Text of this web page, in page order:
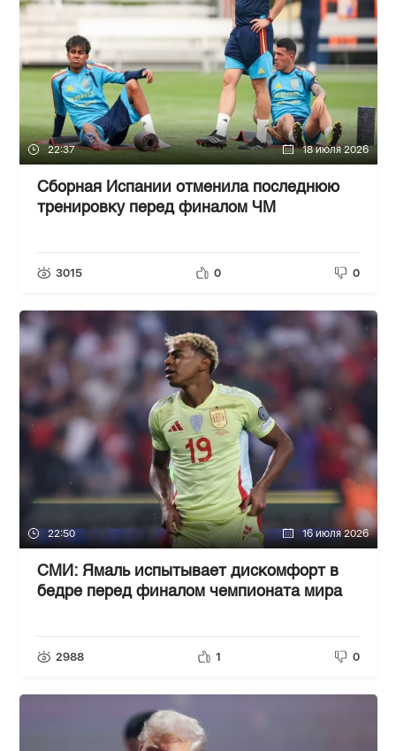
22:37 18 июля 2026
Сборная Испании отменила последнюю
тренировку перед финалом ЧМ
3015 0 0
22:50 16 июля 2026
СМИ: Ямаль испытывает дискомфорт в
бедре перед финалом чемпионата мира
2988 1 0